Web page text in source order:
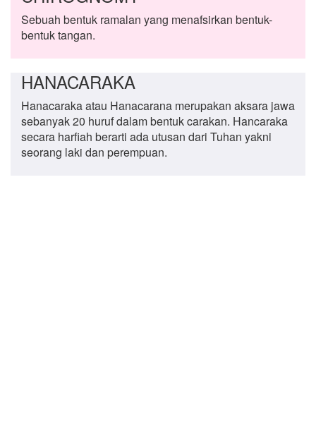
Sebuah bentuk ramalan yang menafsirkan bentuk-
bentuk tangan.
HANACARAKA
Hanacaraka atau Hanacarana merupakan aksara jawa
sebanyak 20 huruf dalam bentuk carakan. Hancaraka
secara harfiah berarti ada utusan dari Tuhan yakni
seorang laki dan perempuan.